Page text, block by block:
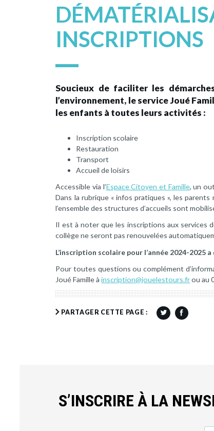
INSCRIPTIONS
Soucieux de faciliter les
l’environnement, le service Joué
les enfants à toutes leurs activités :
Inscription scolaire
Restauration
Transport
Accueil de loisirs
Accessible via l’Espace Citoyen et Famille, un
Dans la rubrique « infos pratiques », les
l’ensemble des structures d’accueils sont
Il est à noter que les inscriptions aux services
collège ne seront pas renouvelées
L’inscription scolaire pour l’année 2024-2025
Pour toutes questions ou complément
Joué Famille àinscription@jouelestours.frou au
PARTAGER CETTE PAGE :
S’INSCRIRE À LA